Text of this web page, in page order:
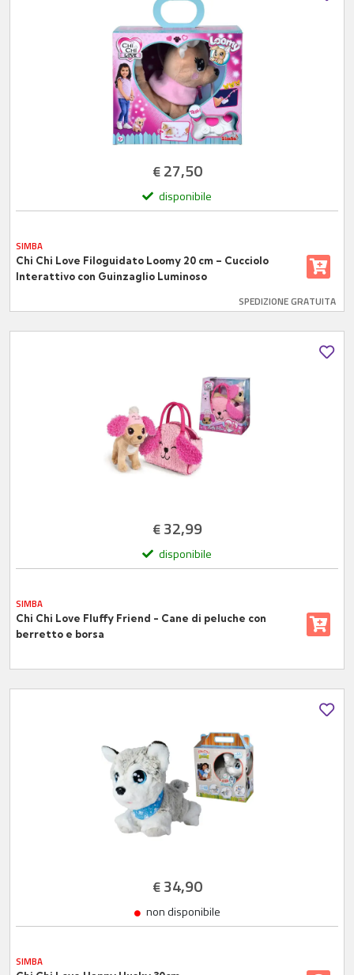
€27,50
disponibile
SIMBA
Chi Chi Love Filoguidato Loomy 20 cm – Cucciolo
Interattivo con Guinzaglio Luminoso
SPEDIZIONE GRATUITA
€32,99
disponibile
SIMBA
Chi Chi Love Fluffy Friend - Cane di peluche con
berretto e borsa
€34,90
non disponibile
SIMBA